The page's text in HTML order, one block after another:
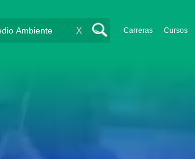
Carreras Cursos
X